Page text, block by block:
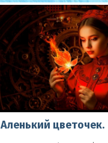
Аленький цветочек.